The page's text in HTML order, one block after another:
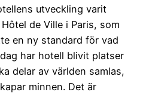
utveckling varit
de Ville i Paris, som
en ny standard för vad
har hotell blivit platser
delar av världen samlas,
minnen. Det är